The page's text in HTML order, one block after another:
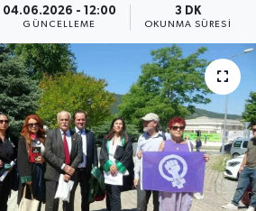
04.06.2026 - 12:00
GÜNCELLEME
3 DK
OKUNMA SÜRESI